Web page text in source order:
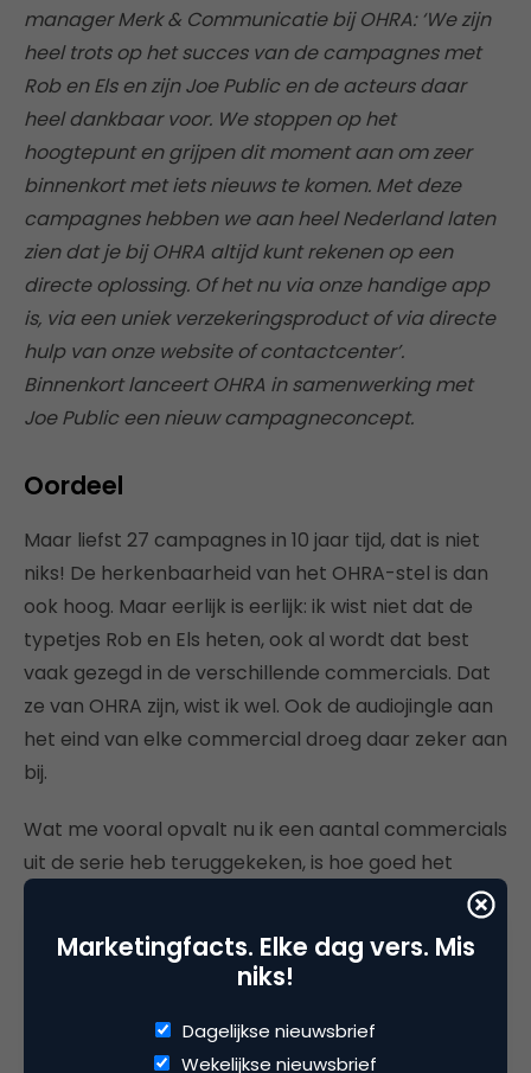
manager Merk & Communicatie bij OHRA: ‘We zijn
heel trots op het succes van de campagnes met
Rob en Els en zijn Joe Public en de acteurs daar
heel dankbaar voor. We stoppen op het
hoogtepunt en grijpen dit moment aan om zeer
binnenkort met iets nieuws te komen. Met deze
campagnes hebben we aan heel Nederland laten
zien dat je bij OHRA altijd kunt rekenen op een
directe oplossing. Of het nu via onze handige app
is, via een uniek verzekeringsproduct of via directe
hulp van onze website of contactcenter’.
Binnenkort lanceert OHRA in samenwerking met
Joe Public een nieuw campagneconcept.
Oordeel
Maar liefst 27 campagnes in 10 jaar tijd, dat is niet
niks! De herkenbaarheid van het OHRA-stel is dan
ook hoog. Maar eerlijk is eerlijk: ik wist niet dat de
typetjes Rob en Els heten, ook al wordt dat best
vaak gezegd in de verschillende commercials. Dat
ze van OHRA zijn, wist ik wel. Ook de audiojingle aan
het eind van elke commercial droeg daar zeker aan
bij.
Wat me vooral opvalt nu ik een aantal commercials
uit de serie heb teruggekeken, is hoe goed het
OHRA te communiceren via dit reclamestel.
Daarmee is wel bewezen hoe sterk dit concept
oproept waarom je er dan mee zou stoppen.
Marketingfacts. Elke dag vers. Mis
niks!
Dagelijkse nieuwsbrief
Wekelijkse nieuwsbrief